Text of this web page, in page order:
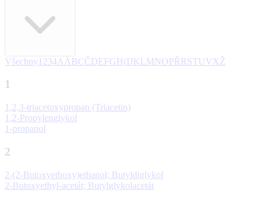
Všechny 1 234A ÄBCČDEFGH(I JKLMNOPŘRSTUVXŽ
1
1,2,3-triacetoxypropan (Triacetin)
1,2-Propylenglykol
1-propanol
2
2-(2-Butoxyethoxy)ethanol; Butyldiglykol
2-Butoxyethyl-acetát; Butylglykolacetát